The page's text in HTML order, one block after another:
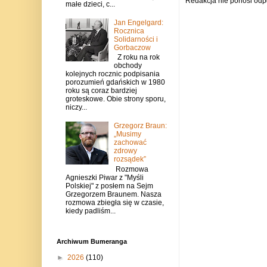
małe dzieci, c...
Jan Engelgard:
Rocznica
Solidarności i
Gorbaczow
Z roku na rok
obchody
kolejnych rocznic podpisania
porozumień gdańskich w 1980
roku są coraz bardziej
groteskowe. Obie strony sporu,
niczy...
Grzegorz Braun:
„Musimy
zachować
zdrowy
rozsądek”
Rozmowa
Agnieszki Piwar z "Myśli
Polskiej" z posłem na Sejm
Grzegorzem Braunem. Nasza
rozmowa zbiegła się w czasie,
kiedy padliśm...
Archiwum Bumeranga
► 2026 (110)